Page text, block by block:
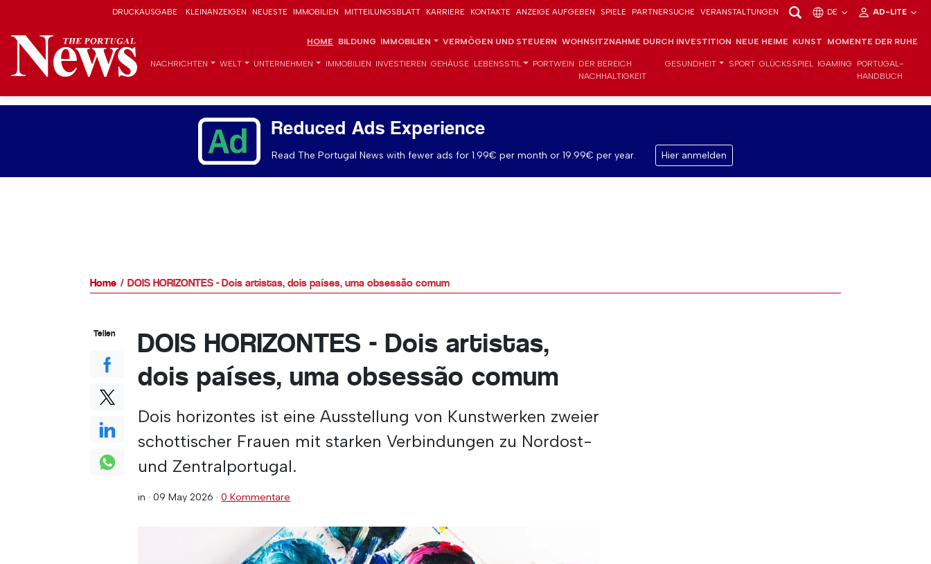
DRUCKAUSGABE KLEINANZEIGEN NEUESTE IMMOBILIEN MITTEILUNGSBLATT KARRIERE KONTAKTE ANZEIGE AUFGEBEN SPIELE PARTNERSUCHE VERANSTALTUNGEN DE AD-LITE
HOME BILDUNG IMMOBILIEN VERMÖGEN UND STEUERN WOHNSITZNAHME DURCH INVESTITION NEUE HEIME KUNST MOMENTE DER RUHE
NACHRICHTEN WELT UNTERNEHMEN IMMOBILIEN INVESTIEREN GEHÄUSE LEBENSSTIL PORTWEIN DER BEREICH
NACHHALTIGKEIT
GESUNDHEIT SPORT GLÜCKSSPIEL IGAMING
PORTUGAL-
HANDBUCH
Reduced Ads Experience
Read The Portugal News with fewer ads for 1.99€ per month or 19.99€ per year. Hier anmelden
Home DOIS HORIZONTES - Dois artistas, dois países, uma obsessão comum
DOIS HORIZONTES - Dois artistas,
dois países, uma obsessão comum
Dois horizontes ist eine Ausstellung von Kunstwerken zweier
schottischer Frauen mit starken Verbindungen zu Nordost-
und Zentralportugal.
in ·09 May 2026 ·0 Kommentare
Teilen